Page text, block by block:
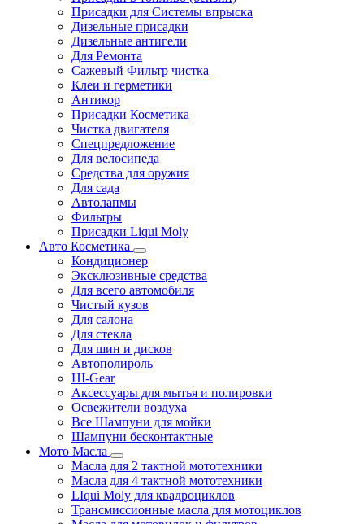
Присадки для Системы впрыска
Дизельные присадки
Дизельные антигели
Для Ремонта
Сажевый Фильтр чистка
Клеи и герметики
Антикор
Присадки Косметика
Чистка двигателя
Спецпредложение
Для велосипеда
Средства для оружия
Для сада
Автолапмы
Фильтры
Присадки Liqui Moly
Авто Косметика
Кондиционер
Эксклюзивные средства
Для всего автомобиля
Чистый кузов
Для салона
Для стекла
Для шин и дисков
Автополироль
HI-Gear
Аксессуары для мытья и полировки
Освежители воздуха
Все Шампуни для мойки
Шампуни бесконтактные
Мото Масла
Масла для 2 тактной мототехники
Масла для 4 тактной мототехники
LIqui Moly для квадроциклов
Трансмиссионные масла для мотоциклов